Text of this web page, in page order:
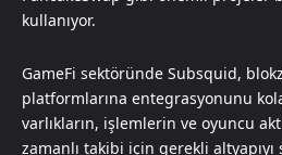
kullanıyor.
GameFi sektöründe Subsquid,
platformlarına entegrasyonunu
varlıkların, işlemlerin ve oyuncu
zamanlı takibi için gerekli